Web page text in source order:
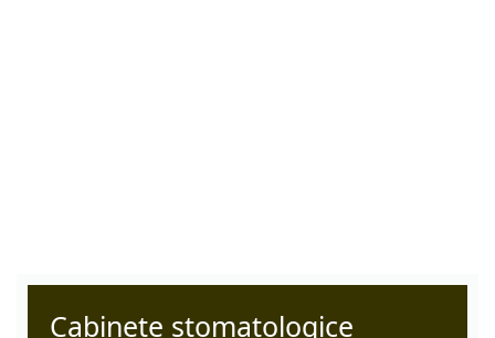
Cabinete stomatologice